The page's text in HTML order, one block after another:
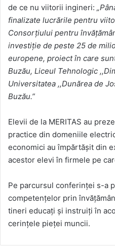
de ce nu viitorii ingineri:
finalizate lucrările pentru
Consorțiului pentru
investiție de peste 25 de
europene, proiect în care
Buzău, Liceul Tehnologic
Universitatea ,,Dunărea de
Buzău.”
Elevii de la MERITAS au
practice din domeniile
economici au împărtășit din
acestor elevi în firmele pe
Pe parcursul conferinței s-a
competențelor prin
tineri educați și instruiți în
cerințele pieței muncii.